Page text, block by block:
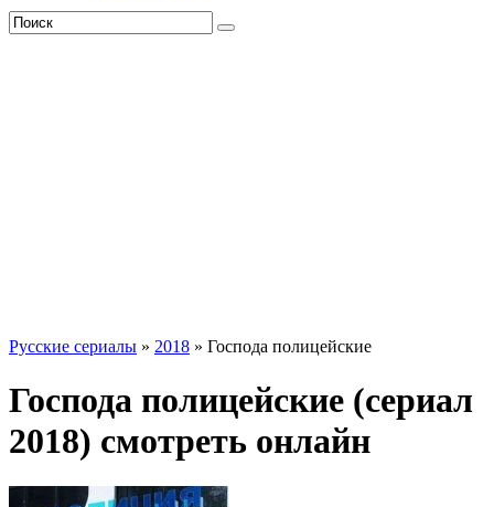
Русские сериалы » 2018 » Господа полицейские
Господа полицейские (сериал
2018) смотреть онлайн